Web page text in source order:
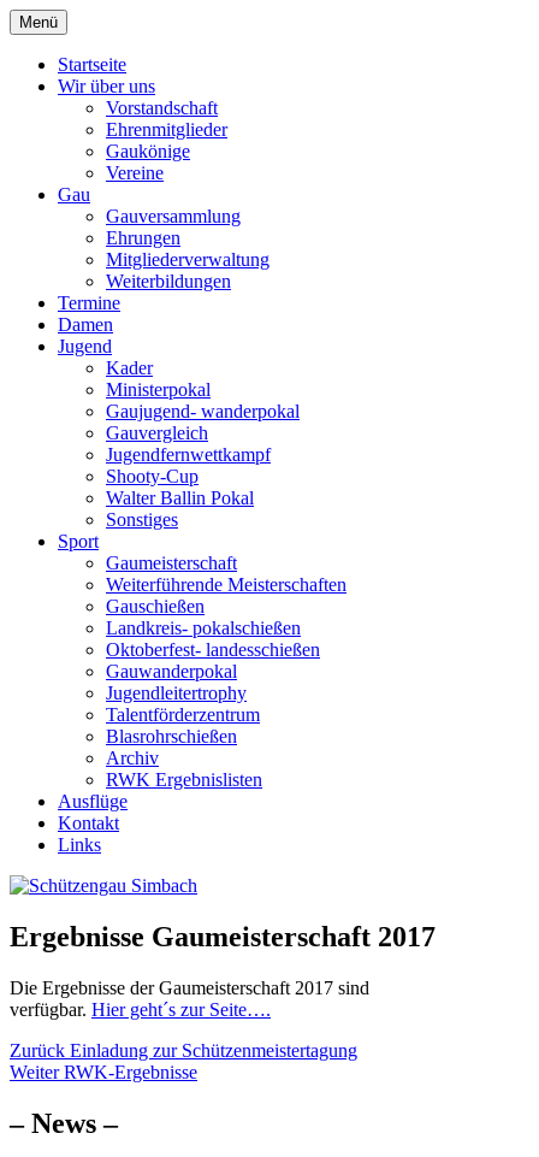
Zum
Inhalt
springen
Schützengau Simbach
Menü
Startseite
Wir über uns
Vorstandschaft
Ehrenmitglieder
Gaukönige
Vereine
Gau
Gauversammlung
Ehrungen
Mitgliederverwaltung
Weiterbildungen
Termine
Damen
Jugend
Kader
Ministerpokal
Gaujugend- wanderpokal
Gauvergleich
Jugendfernwettkampf
Shooty-Cup
Walter Ballin Pokal
Sonstiges
Sport
Gaumeisterschaft
Weiterführende Meisterschaften
Gauschießen
Landkreis- pokalschießen
Oktoberfest- landesschießen
Gauwanderpokal
Jugendleitertrophy
Talentförderzentrum
Blasrohrschießen
Archiv
RWK Ergebnislisten
Ausflüge
Kontakt
Links
Ergebnisse Gaumeisterschaft 2017
Die Ergebnisse der Gaumeisterschaft 2017 sind
verfügbar. Hier geht´s zur Seite….
Beitragsnavigation
Zurück Vorheriger
Beitrag:
Einladung zur Schützenmeistertagung
Weiter Nächster
RWK-Ergebnisse
– News –